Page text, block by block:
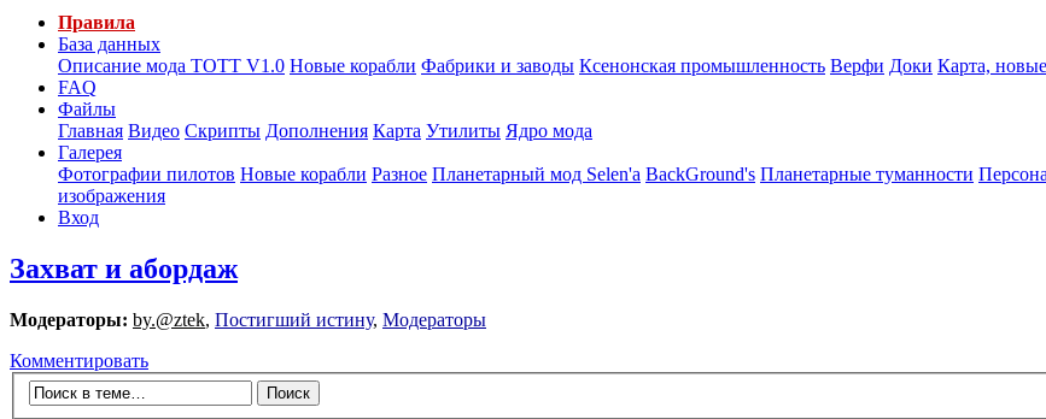
Правила
База данных
Описание мода ТОТТ V1.0 Новые корабли Фабрики и заводы Ксенонская промышленность Верфи Доки Карта,
FAQ
Файлы
Главная Видео Скрипты Дополнения Карта Утилиты Ядро мода
Галерея
Фотографии пилотов Новые корабли Разное Планетарный мод Selen'a BackGround's Планетарные туманности
изображения
Вход
Захват и абордаж
Модераторы: by.@ztek, Постигший истину, Модераторы
Комментировать